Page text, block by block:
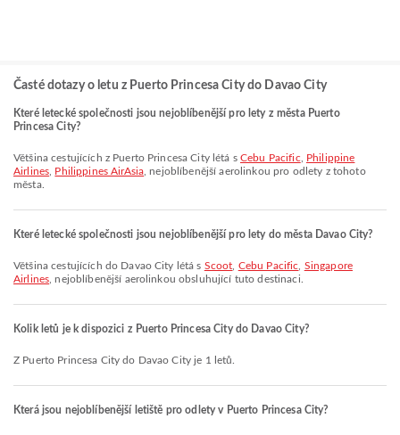
Časté dotazy o letu z Puerto Princesa City do Davao City
Které letecké společnosti jsou nejoblíbenější pro lety z města Puerto
Princesa City?
Většina cestujících z Puerto Princesa City létá sCebu Pacific
Philippine
Airlines Philippines AirAsia , nejoblíbenější aerolinkou pro odlety z tohoto
města.
Které letecké společnosti jsou nejoblíbenější pro lety do města Davao City?
Většina cestujících do Davao City létá s Scoot Cebu Pacific
Singapore
Airlines , nejoblíbenější aerolinkou obsluhující tuto destinaci.
Kolik letů je k dispozici z Puerto Princesa City do Davao City?
Z Puerto Princesa City do Davao City je 1 letů.
Která jsou nejoblíbenější letiště pro odlety v Puerto Princesa City?